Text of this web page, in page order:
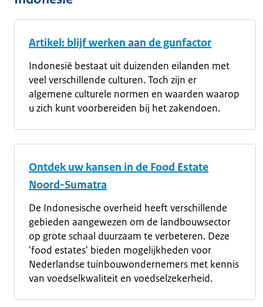
Artikel: blijf werken aan de gunfactor
Indonesië bestaat uit duizenden eilanden met
veel verschillende culturen. Toch zijn er
algemene culturele normen en waarden waarop
u zich kunt voorbereiden bij het zakendoen.
Ontdek uw kansen in de Food Estate
Noord-Sumatra
De Indonesische overheid heeft verschillende
gebieden aangewezen om de landbouwsector
op grote schaal duurzaam te verbeteren. Deze
'food estates' bieden mogelijkheden voor
Nederlandse tuinbouwondernemers met kennis
van voedselkwaliteit en voedselzekerheid.